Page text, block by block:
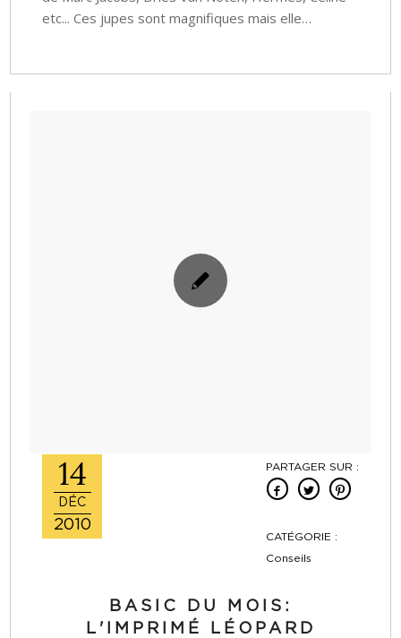
etc... Ces jupes sont magnifiques mais elle…
14
DÉC
2010
PARTAGER SUR :
CATÉGORIE :
Conseils
BASIC DU MOIS:
L'IMPRIMÉ LÉOPARD